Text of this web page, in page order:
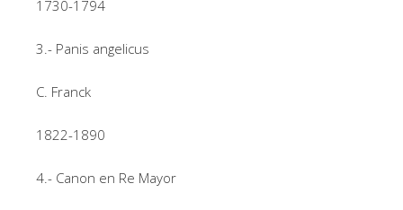
1730-1794
3.- Panis angelicus
C. Franck
1822-1890
4.- Canon en Re Mayor